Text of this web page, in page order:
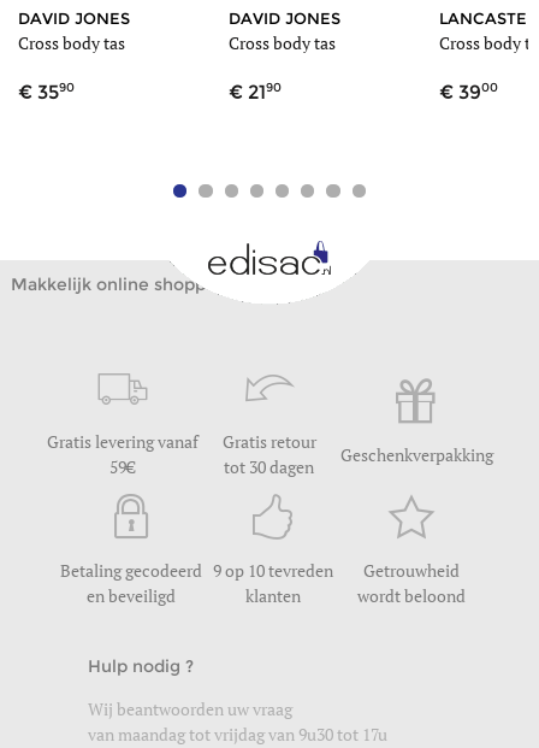
DAVID JONES
Cross body tas
3590
DAVID JONES
Cross body tas
2190
LANCASTER
Cross body
3900
Makkelijk online shoppen
Gratis levering vanaf
59
Gratis retour
tot 30 dagen
Geschenkverpakking
Betaling gecodeerd
en beveiligd
9 op 10 tevreden
klanten
Getrouwheid
wordt beloond
Hulp nodig ?
Wij beantwoorden uw vraag
van maandag tot vrijdag van 9u30 tot 17u